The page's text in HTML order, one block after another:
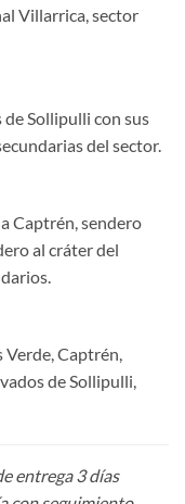
Villarrica, sector
de Sollipulli con sus
del sector.
Captrén, sendero
al cráter del
Verde, Captrén,
de Sollipulli,
entrega 3 días